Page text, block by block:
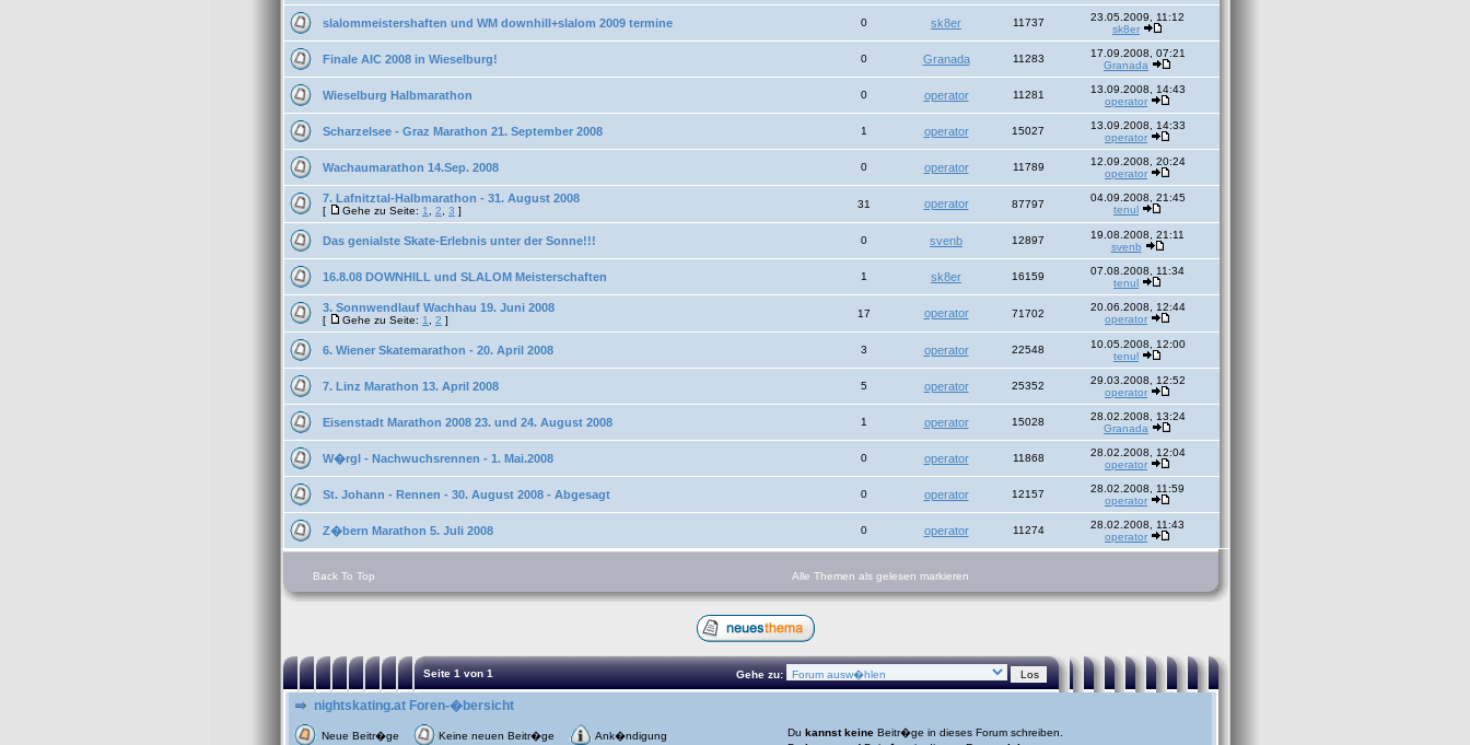
slalommeistershaften und WM downhill+slalom 2009 termine 0 sk8er 11737
23.05.2009, 11:12
sk8er
Finale AIC 2008 in Wieselburg! 0 Granada 11283
17.09.2008, 07:21
Granada
Wieselburg Halbmarathon 0 operator 11281
13.09.2008, 14:43
operator
Scharzelsee - Graz Marathon 21. September 2008 1 operator 15027
13.09.2008, 14:33
operator
Wachaumarathon 14.Sep. 2008 0 operator 11789
12.09.2008, 20:24
operator
7. Lafnitztal-Halbmarathon - 31. August 2008
[ Gehe zu Seite: 1 2 3 ]
31 operator 87797
04.09.2008, 21:45
tenul
Das genialste Skate-Erlebnis unter der Sonne!!! 0 svenb 12897
19.08.2008, 21:11
svenb
16.8.08 DOWNHILL und SLALOM Meisterschaften 1 sk8er 16159
07.08.2008, 11:34
tenul
3. Sonnwendlauf Wachhau 19. Juni 2008
[ Gehe zu Seite: 1 2 ]
17 operator 71702
20.06.2008, 12:44
operator
6. Wiener Skatemarathon - 20. April 2008 3 operator 22548
10.05.2008, 12:00
tenul
7. Linz Marathon 13. April 2008 5 operator 25352
29.03.2008, 12:52
operator
Eisenstadt Marathon 2008 23. und 24. August 2008 1 operator 15028
28.02.2008, 13:24
Granada
W�rgl - Nachwuchsrennen - 1. Mai.2008 0 operator 11868
28.02.2008, 12:04
operator
St. Johann - Rennen - 30. August 2008 - Abgesagt 0 operator 12157
28.02.2008, 11:59
operator
Z�bern Marathon 5. Juli 2008 0 operator 11274
28.02.2008, 11:43
operator
Back To Top Alle Themen als gelesen markieren
Seite 1 von 1 Gehe zu:
nightskating.at Foren-�bersicht
Neue Beitr�ge Keine neuen Beitr�ge Ank�ndigung Du kannst keine Beitr�ge in dieses Forum schreiben.